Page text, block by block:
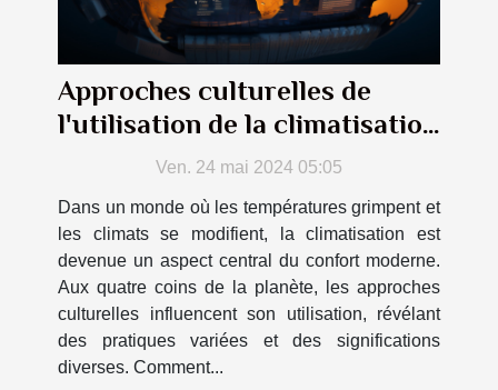
Approches culturelles de
l'utilisation de la climatisation
à travers le monde
Ven. 24 mai 2024 05:05
Dans un monde où les températures grimpent et
les climats se modifient, la climatisation est
devenue un aspect central du confort moderne.
Aux quatre coins de la planète, les approches
culturelles influencent son utilisation, révélant
des pratiques variées et des significations
diverses. Comment...